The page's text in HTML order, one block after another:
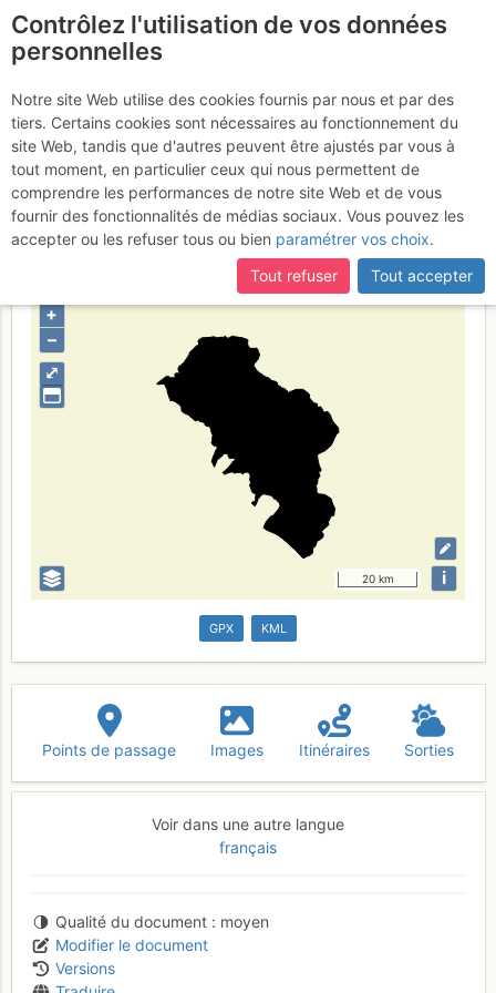
Provincia di Massa e
Carrara
Type de région limite administrative
⤢
+
–
20 km i
GPX KML
Points de passage Images Itinéraires Sorties
Voir dans une autre langue
français
Qualité du document
moyen
Modifier le document
Versions
Contrôlez l'utilisation de vos données
personnelles
Notre site Web utilise des cookies fournis par nous et par des
tiers. Certains cookies sont nécessaires au fonctionnement du
site Web, tandis que d'autres peuvent être ajustés par vous à
tout moment, en particulier ceux qui nous permettent de
comprendre les performances de notre site Web et de vous
fournir des fonctionnalités de médias sociaux. Vous pouvez les
accepter ou les refuser tous ou bien paramétrer vos choix.
Tout refuser
Tout accepter